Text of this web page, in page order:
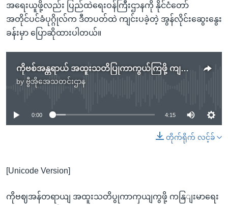
အရေးယူဖို့လည်း ပြည်ထဲရေးဝန်ကြီးဌာနကို နိုင်ငံတော်
အတိုင်ပင်ခံပုဂ္ဂိုလ်က ဒီတပတ်ထဲ ကျင်းပခဲ့တဲ့ အွန်လိုင်းဆွေးနွေး
ခန်းမှာ ပြောဆိုထားပါတယ်။
ကိုဗစ်အန္တရာယ် အထူးသတိပြုကာကွယ်ကြဖို့ ကျန်းမာရေးပညာရှင်တွေတိုက်တွန်း
by ဗွီအိုအေသတင်းဌာန
No media source currently available
0:00 4:15
တိုက်ရိုက် လင့်ခ်
[Unicode Version]
ကိုဗဈအန်တရာယျ အထူးသတိပွုကာကှယျကွဖို့ ကနြျးမာရေး